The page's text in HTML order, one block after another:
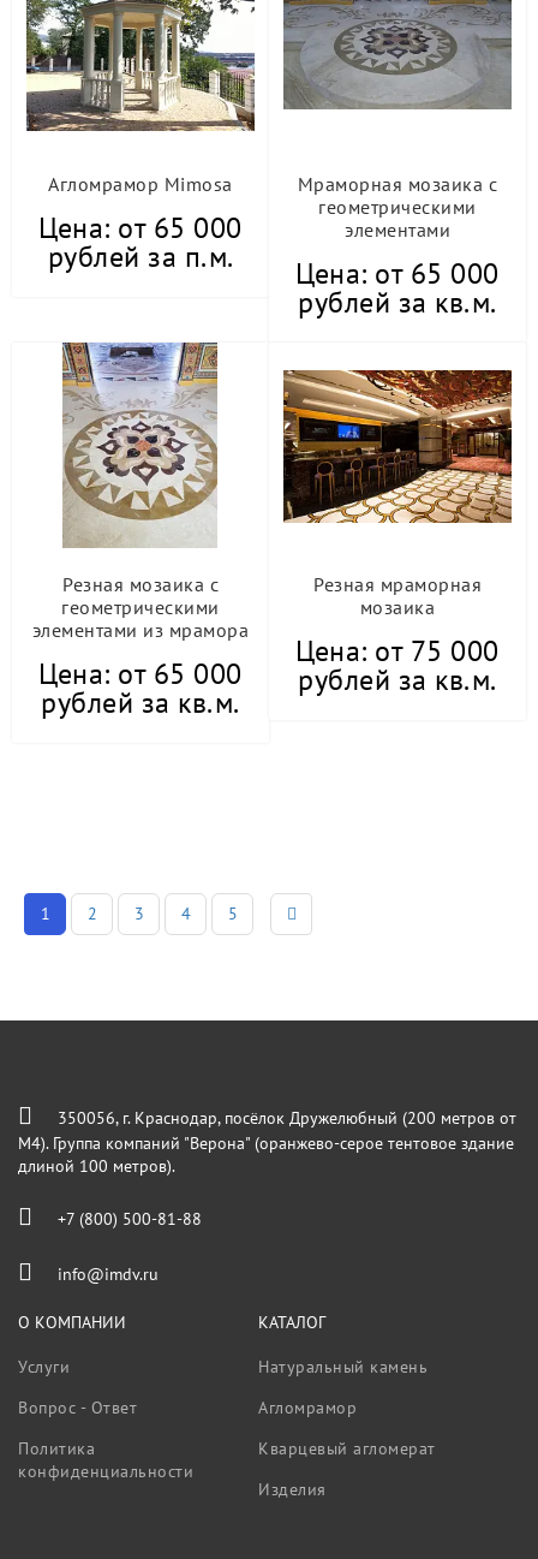
Агломрамор Mimosa
Цена: от 65 000
рублей за п.м.
Мраморная мозаика с
геометрическими
элементами
Цена: от 65 000
рублей за кв.м.
Резная мозаика с
геометрическими
элементами из мрамора
Цена: от 65 000
рублей за кв.м.
Резная мраморная
мозаика
Цена: от 75 000
рублей за кв.м.
1 2 3 4 5
350056, г. Краснодар, посёлок Дружелюбный (200 метров от
М4). Группа компаний "Верона" (оранжево-серое тентовое здание
длиной 100 метров).
+7 (800) 500-81-88
info@imdv.ru
О КОМПАНИИ
Услуги
Вопрос - Ответ
Политика
конфиденциальности
КАТАЛОГ
Натуральный камень
Агломрамор
Кварцевый агломерат
Изделия